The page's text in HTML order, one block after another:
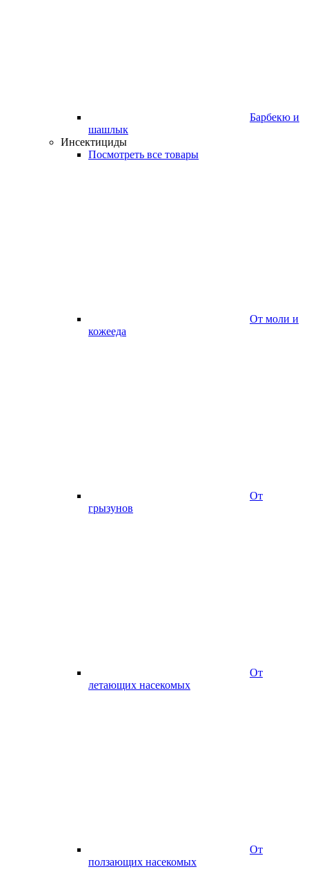
Барбекю и
шашлык
Инсектициды
Посмотреть все товары
От моли и
кожееда
От
грызунов
От
летающих насекомых
От
ползающих насекомых